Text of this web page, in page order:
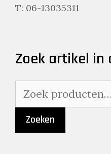
T: 06-13035311
Zoek artikel in
naar:
Zoeken